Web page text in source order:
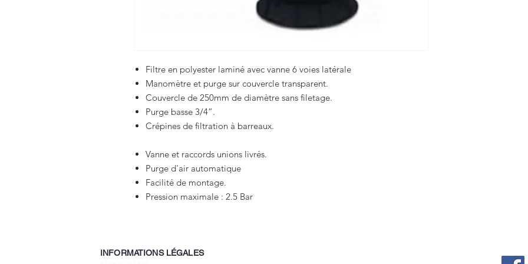
Filtre en polyester laminé avec vanne 6 voies latérale
Manomètre et purge sur couvercle transparent.
Couvercle de 250mm de diamètre sans filetage.
Purge basse 3/4”.
Crépines de filtration à barreaux.
Vanne et raccords unions livrés.
Purge d'air automatique
Facilité de montage.
Pression maximale : 2.5 Bar
INFORMATIONS LÉGALES